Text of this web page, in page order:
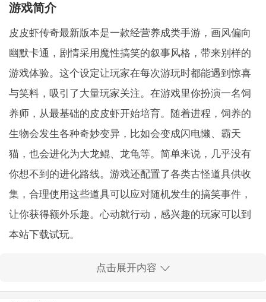
游戏简介
皮皮虾传奇最新版本是一款经营养成类手游，画风偏向
幽默卡通，剧情采用魔性搞笑的叙事风格，带来别样的
游戏体验。这个设定让玩家在每次游玩时都能遇到惊喜
与笑料，吸引了大量玩家关注。在游戏里你扮演一名饲
养师，从最基础的皮皮虾开始培育。随着进程，饲养的
生物会发生各种奇妙变异，比如会变成闪电懒、霸天
猫，也会进化为大龙鲲、龙龟等。简单来说，几乎没有
你想不到的进化路线。游戏还配置了各类古怪道具供收
集，合理使用这些道具可以应对随机发生的搞笑事件，
让你获得额外乐趣。心动就行动，感兴趣的玩家可以到
本站下载试玩。
1、喂养形态奇特的灵兽，听它们说出魔性对白，笑点频
出。
点击展开内容